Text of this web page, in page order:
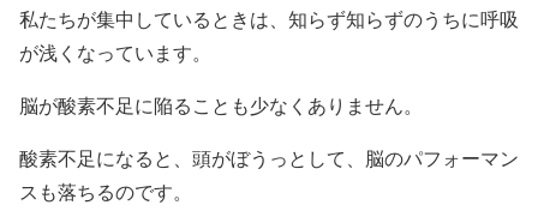
私たちが集中しているときは、知らず知らずのうちに呼吸
が浅くなっています。
脳が酸素不足に陥ることも少なくありません。
酸素不足になると、頭がぼうっとして、脳のパフォーマン
スも落ちるのです。